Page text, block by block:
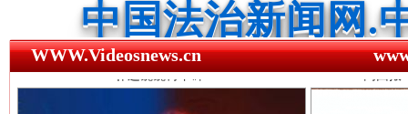
中国法院新闻网.
WWW.Videosnews.cn